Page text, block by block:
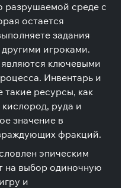
разрушаемой среде с
остается
задания
игроками.
ключевыми
Инвентарь и
такие ресурсы, как
руда и
значение в
фракций.
эпическим
на выбор одиночную
и